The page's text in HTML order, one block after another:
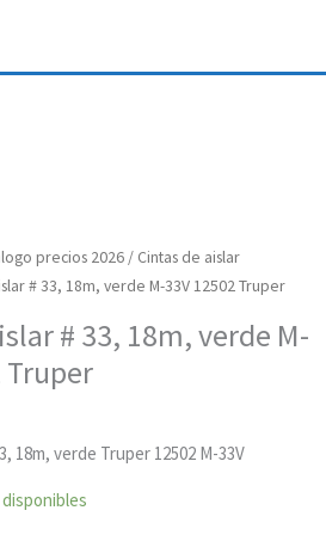
precios 2026/ Cintas de aislar
# 33, 18m, verde M-33V 12502 Truper
# 33, 18m, verde M-
Truper
18m, verde Truper 12502 M-33V
disponibles